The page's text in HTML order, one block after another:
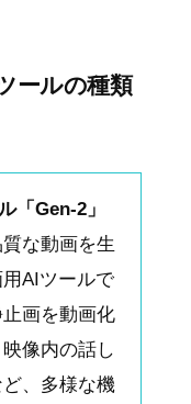
ールの種類
「Gen-2」
な動画を生
AIツールで
画を動画化
像内の話し
、多様な機